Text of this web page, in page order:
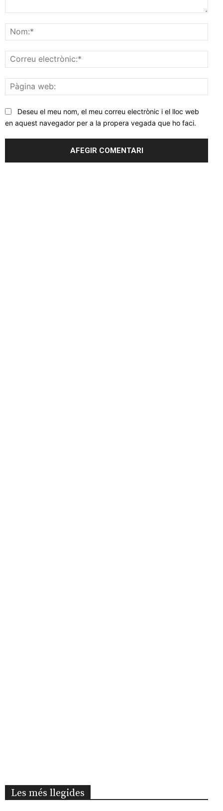
web:
Deseu el meu nom, el meu correu electrònic i el lloc web
en aquest navegador per a la propera vegada que ho faci.
Les més llegides